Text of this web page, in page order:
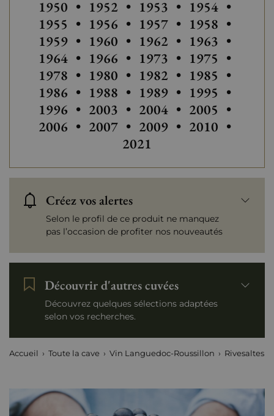
1950 • Autres millésimes de Maison
1952 • Autres millésimes de
1953 • Autres
1954 •
1955 • Autres millésimes de Maison
1956 • Autres millésimes de
1957 • Autres
1958 •
1959 • Autres millésimes de Maison
1960 • Autres millésimes de
1962 • 1963 •
1964 • Autres millésimes de Maison
1966 • Autres millésimes de
1973 • Autres
1975 •
1978 • 1980 • 1982 • 1985 •
1986 • Autres millésimes de Maison
1988 • Autres millésimes de
1989 • 1995 •
1996 • Autres millésimes de Maison
2003 • 2004 • Autres
2005 •
2006 • Autres millésimes de Maison
2007 • Autres millésimes de
2009 • Autres
2010 •
2021
Créez vos alertes
Selon le profil de ce produit ne manquez
pas l’occasion de profiter nos nouveautés
Découvrir d'autres cuvées
Découvrez quelques sélections adaptées
selon vos recherches.
Accueil Toute la cave Vin Languedoc-Roussillon Rivesaltes